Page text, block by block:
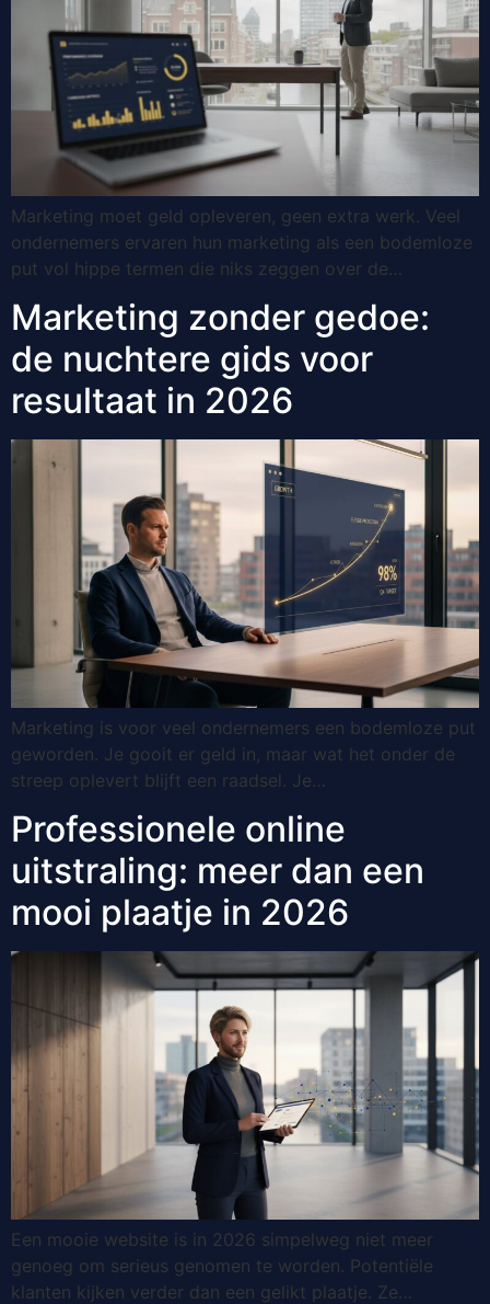
Marketing moet geld opleveren, geen extra werk. Veel
ondernemers ervaren hun marketing als een bodemloze
put vol hippe termen die niks zeggen over de…
Marketing zonder gedoe:
de nuchtere gids voor
resultaat in 2026
Marketing is voor veel ondernemers een bodemloze put
geworden. Je gooit er geld in, maar wat het onder de
streep oplevert blijft een raadsel. Je…
Professionele online
uitstraling: meer dan een
mooi plaatje in 2026
Een mooie website is in 2026 simpelweg niet meer
genoeg om serieus genomen te worden. Potentiële
klanten kijken verder dan een gelikt plaatje. Ze…